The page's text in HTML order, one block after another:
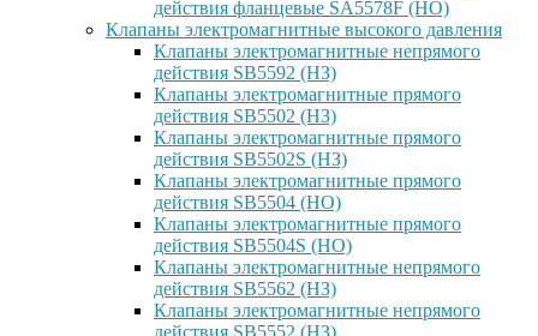
действия фланцевые SA5578F (НО)
Клапаны электромагнитные высокого давления
Клапаны электромагнитные непрямого
действия SB5592 (НЗ)
Клапаны электромагнитные прямого
действия SB5502 (НЗ)
Клапаны электромагнитные прямого
действия SB5502S (НЗ)
Клапаны электромагнитные прямого
действия SB5504 (НО)
Клапаны электромагнитные прямого
действия SB5504S (НО)
Клапаны электромагнитные непрямого
действия SB5562 (НЗ)
Клапаны электромагнитные непрямого
действия SB5552 (НЗ)